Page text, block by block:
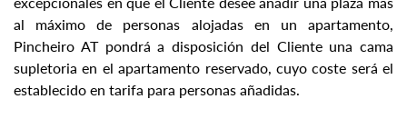
al máximo de personas alojadas en un apartamento,
Pincheiro AT pondrá a disposición del Cliente una cama
supletoria en el apartamento reservado, cuyo coste será el
establecido en tarifa para personas añadidas.